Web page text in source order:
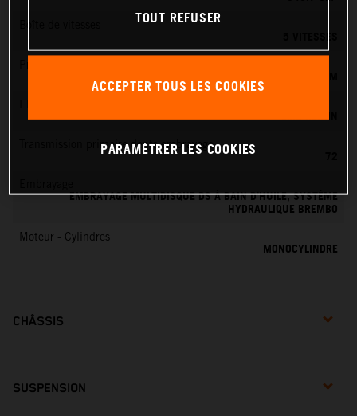
KEIHIN EFI, CORPS DE PAPILLON 44 MM
EMS KEIHIN
Transmission primaire dents embrayage
EMBRAYAGE MULTIDISQUE DS À BAIN D’HUILE, SYSTÈME
HYDRAULIQUE BREMBO
Moteur - Cylindres
MONOCYLINDRE
CHÂSSIS
SUSPENSION
TOUT REFUSER
ACCEPTER TOUS LES COOKIES
PARAMÉTRER LES COOKIES